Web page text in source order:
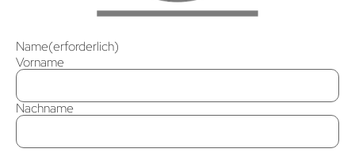
Name(erforderlich)
Vorname
Nachname